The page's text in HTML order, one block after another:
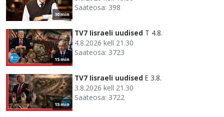
30 min
Saateosa: 398
15 min
TV7 Iisraeli uudised T 4.8.
4.8.2026 kell 21.30
Saateosa: 3723
15 min
TV7 Iisraeli uudised E 3.8.
3.8.2026 kell 21.30
Saateosa: 3722